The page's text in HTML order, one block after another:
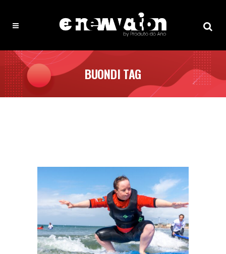
BUONDI TAG